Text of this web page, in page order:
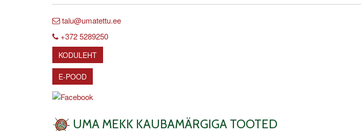
talu@umatettu.ee
+372 5289250
KODULEHT
E-POOD
UMA MEKK KAUBAMÄRGIGA TOOTED